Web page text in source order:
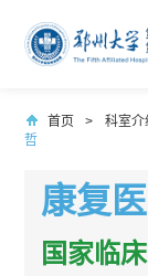
首页 > 科室介
哲
康复
国家临